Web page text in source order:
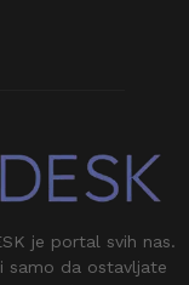
je portal svih nas.
samo da ostavljate